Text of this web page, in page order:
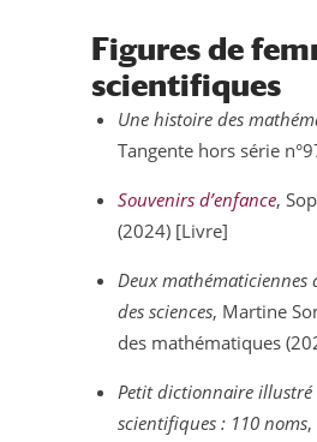
Figures de
scientifiques
Une histoire des
Tangente hors série
Souvenirs d’enfance,
(2024) [Livre]
Deux mathématiciennes
des sciences, Martine
des mathématiques
Petit dictionnaire illustré
scientifiques : 110 noms,